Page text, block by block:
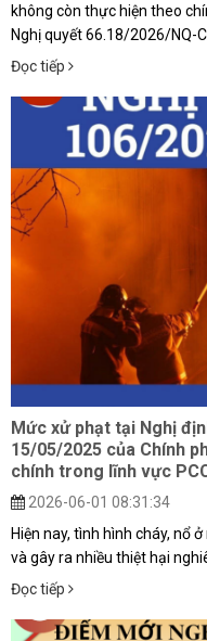
không còn thực hiện theo
Nghị quyết 66.18/2026/NQ-
Đọc tiếp
Mức xử phạt tại Nghị
15/05/2025 của Chính
chính trong lĩnh vực
2026-06-01 08:31:34
Hiện nay, tình hình cháy, nổ
và gây ra nhiều thiệt hại
Đọc tiếp
Đăng ký